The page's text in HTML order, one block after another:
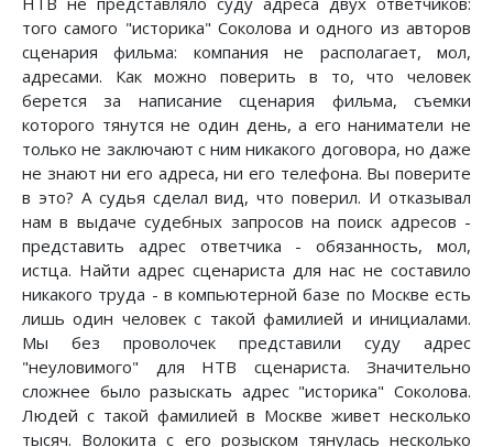
того самого "историка" Соколова и одного из авторов
сценария фильма: компания не располагает, мол,
адресами. Как можно поверить в то, что человек
берется за написание сценария фильма, съемки
которого тянутся не один день, а его наниматели не
только не заключают с ним никакого договора, но даже
не знают ни его адреса, ни его телефона. Вы поверите
в это? А судья сделал вид, что поверил. И отказывал
нам в выдаче судебных запросов на поиск адресов -
представить адрес ответчика - обязанность, мол,
истца. Найти адрес сценариста для нас не составило
никакого труда - в компьютерной базе по Москве есть
лишь один человек с такой фамилией и инициалами.
Мы без проволочек представили суду адрес
"неуловимого" для НТВ сценариста. Значительно
сложнее было разыскать адрес "историка" Соколова.
Людей с такой фамилией в Москве живет несколько
тысяч. Волокита с его розыском тянулась несколько